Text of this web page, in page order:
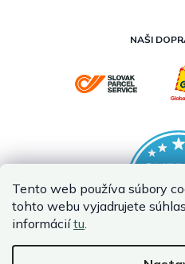
Tento web používa súbory
tohto webu vyjadrujete
informáciítu.
NAŠI